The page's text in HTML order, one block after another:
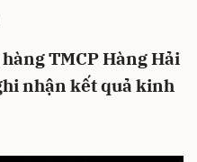
TMCP Hàng Hải
nhận kết quả kinh
Hủy